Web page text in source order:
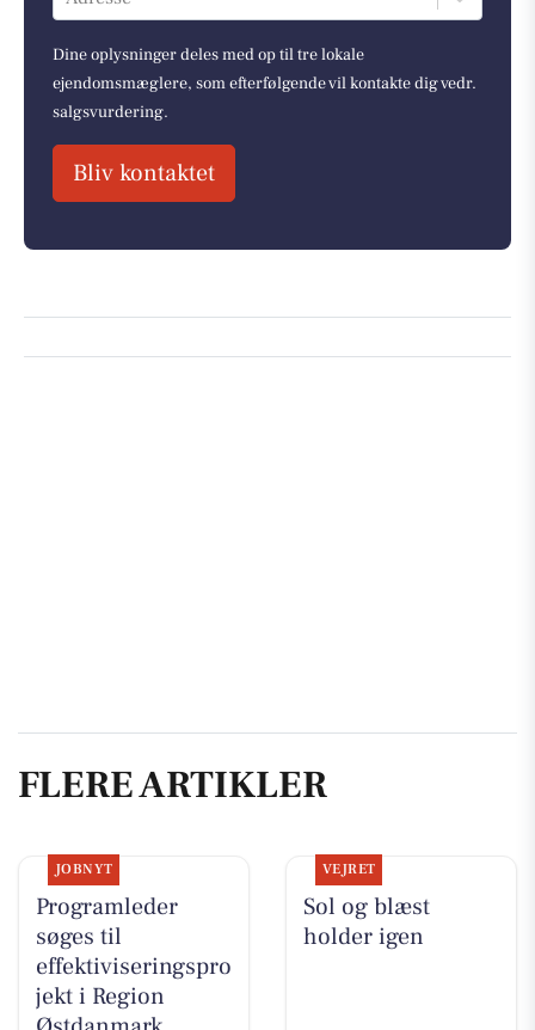
Dine oplysninger deles med op til tre lokale
ejendomsmæglere, som efterfølgende vil kontakte dig vedr.
salgsvurdering.
Bliv kontaktet
FLERE ARTIKLER
JOBNYT
Programleder
søges til
effektiviseringspro
jekt i Region
VEJRET
Sol og blæst
holder igen